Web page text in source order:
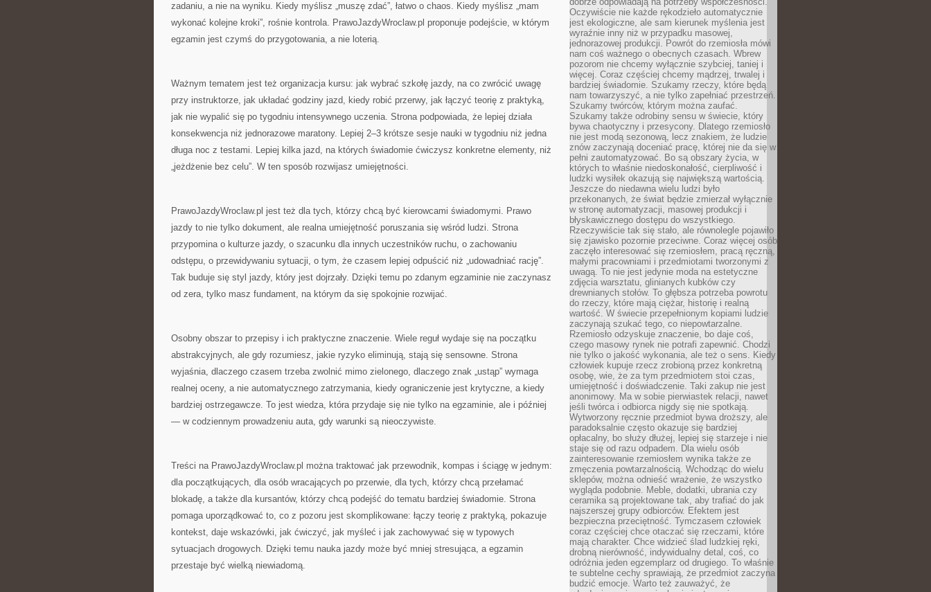
zadaniu, a nie na wyniku. Kiedy myślisz „muszę zdać”, łatwo o chaos. Kiedy myślisz „mam
wykonać kolejne kroki”, rośnie kontrola. PrawoJazdyWroclaw.pl proponuje podejście, w którym
egzamin jest czymś do przygotowania, a nie loterią.
Ważnym tematem jest też organizacja kursu: jak wybrać szkołę jazdy, na co zwrócić uwagę
przy instruktorze, jak układać godziny jazd, kiedy robić przerwy, jak łączyć teorię z praktyką,
jak nie wypalić się po tygodniu intensywnego uczenia. Strona podpowiada, że lepiej działa
konsekwencja niż jednorazowe maratony. Lepiej 2–3 krótsze sesje nauki w tygodniu niż jedna
długa noc z testami. Lepiej kilka jazd, na których świadomie ćwiczysz konkretne elementy, niż
„jeżdżenie bez celu”. W ten sposób rozwijasz umiejętności.
PrawoJazdyWroclaw.pl jest też dla tych, którzy chcą być kierowcami świadomymi. Prawo
jazdy to nie tylko dokument, ale realna umiejętność poruszania się wśród ludzi. Strona
przypomina o kulturze jazdy, o szacunku dla innych uczestników ruchu, o zachowaniu
odstępu, o przewidywaniu sytuacji, o tym, że czasem lepiej odpuścić niż „udowadniać rację”.
Tak buduje się styl jazdy, który jest dojrzały. Dzięki temu po zdanym egzaminie nie zaczynasz
od zera, tylko masz fundament, na którym da się spokojnie rozwijać.
Osobny obszar to przepisy i ich praktyczne znaczenie. Wiele reguł wydaje się na początku
abstrakcyjnych, ale gdy rozumiesz, jakie ryzyko eliminują, stają się sensowne. Strona
wyjaśnia, dlaczego czasem trzeba zwolnić mimo zielonego, dlaczego znak „ustąp” wymaga
realnej oceny, a nie automatycznego zatrzymania, kiedy ograniczenie jest krytyczne, a kiedy
bardziej ostrzegawcze. To jest wiedza, która przydaje się nie tylko na egzaminie, ale i później
— w codziennym prowadzeniu auta, gdy warunki są nieoczywiste.
Treści na PrawoJazdyWroclaw.pl można traktować jak przewodnik, kompas i ściągę w jednym:
dla początkujących, dla osób wracających po przerwie, dla tych, którzy chcą przełamać
blokadę, a także dla kursantów, którzy chcą podejść do tematu bardziej świadomie. Strona
pomaga uporządkować to, co z pozoru jest skomplikowane: łączy teorię z praktyką, pokazuje
kontekst, daje wskazówki, jak ćwiczyć, jak myśleć i jak zachowywać się w typowych
sytuacjach drogowych. Dzięki temu nauka jazdy może być mniej stresująca, a egzamin
przestaje być wielką niewiadomą.
Oczywiście nie każde rękodzieło automatycznie
jest ekologiczne, ale sam kierunek myślenia jest
wyraźnie inny niż w przypadku masowej,
jednorazowej produkcji. Powrót do rzemiosła mówi
nam coś ważnego o obecnych czasach. Wbrew
pozorom nie chcemy wyłącznie szybciej, taniej i
więcej. Coraz częściej chcemy mądrzej, trwalej i
bardziej świadomie. Szukamy rzeczy, które będą
nam towarzyszyć, a nie tylko zapełniać przestrzeń.
Szukamy twórców, którym można zaufać.
Szukamy także odrobiny sensu w świecie, który
bywa chaotyczny i przesycony. Dlatego rzemiosło
nie jest modą sezonową, lecz znakiem, że ludzie
znów zaczynają doceniać pracę, której nie da się w
pełni zautomatyzować. Bo są obszary życia, w
których to właśnie niedoskonałość, cierpliwość i
ludzki wysiłek okazują się największą wartością.
Jeszcze do niedawna wielu ludzi było
przekonanych, że świat będzie zmierzał wyłącznie
w stronę automatyzacji, masowej produkcji i
błyskawicznego dostępu do wszystkiego.
Rzeczywiście tak się stało, ale równolegle pojawiło
się zjawisko pozornie przeciwne. Coraz więcej osób
zaczęło interesować się rzemiosłem, pracą ręczną,
małymi pracowniami i przedmiotami tworzonymi z
uwagą. To nie jest jedynie moda na estetyczne
zdjęcia warsztatu, glinianych kubków czy
drewnianych stołów. To głębsza potrzeba powrotu
do rzeczy, które mają ciężar, historię i realną
wartość. W świecie przepełnionym kopiami ludzie
zaczynają szukać tego, co niepowtarzalne.
Rzemiosło odzyskuje znaczenie, bo daje coś,
czego masowy rynek nie potrafi zapewnić. Chodzi
nie tylko o jakość wykonania, ale też o sens. Kiedy
człowiek kupuje rzecz zrobioną przez konkretną
osobę, wie, że za tym przedmiotem stoi czas,
umiejętność i doświadczenie. Taki zakup nie jest
anonimowy. Ma w sobie pierwiastek relacji, nawet
jeśli twórca i odbiorca nigdy się nie spotkają.
Wytworzony ręcznie przedmiot bywa droższy, ale
paradoksalnie często okazuje się bardziej
opłacalny, bo służy dłużej, lepiej się starzeje i nie
staje się od razu odpadem. Dla wielu osób
zainteresowanie rzemiosłem wynika także ze
zmęczenia powtarzalnością. Wchodząc do wielu
sklepów, można odnieść wrażenie, że wszystko
wygląda podobnie. Meble, dodatki, ubrania czy
ceramika są projektowane tak, aby trafiać do jak
najszerszej grupy odbiorców. Efektem jest
bezpieczna przeciętność. Tymczasem człowiek
coraz częściej chce otaczać się rzeczami, które
mają charakter. Chce widzieć ślad ludzkiej ręki,
drobną nierówność, indywidualny detal, coś, co
odróżnia jeden egzemplarz od drugiego. To właśnie
te subtelne cechy sprawiają, że przedmiot zaczyna
budzić emocje. Warto też zauważyć, że